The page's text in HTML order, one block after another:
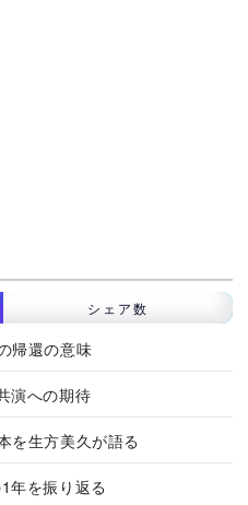
シェア数
帰還の意味
演への期待
を生方美久が語る
年を振り返る